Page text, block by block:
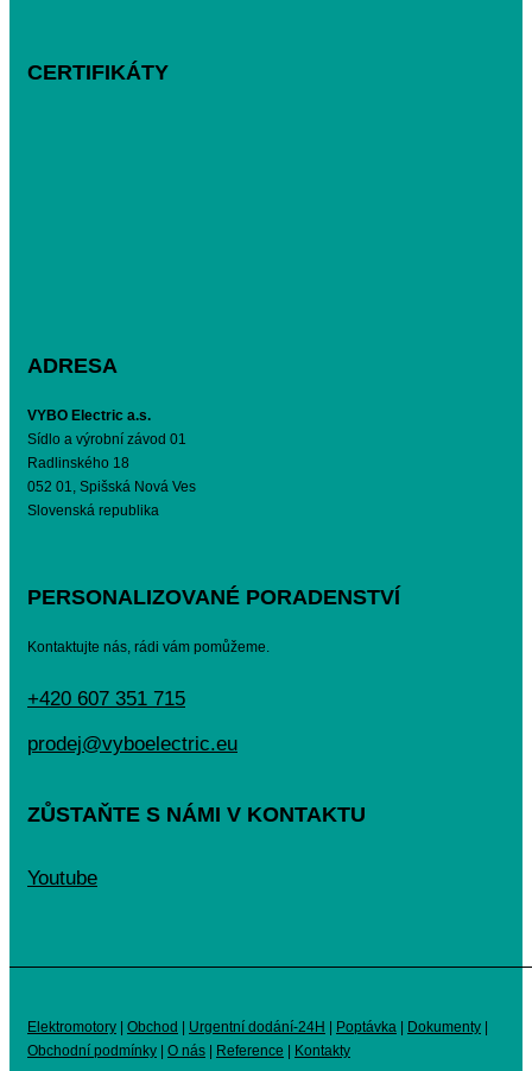
CERTIFIKÁTY
ADRESA
VYBO Electric a.s.
Sídlo a výrobní závod 01
Radlinského 18
052 01, Spišská Nová Ves
Slovenská republika
PERSONALIZOVANÉ PORADENSTVÍ
Kontaktujte nás, rádi vám pomůžeme.
+420 607 351 715
prodej@vyboelectric.eu
ZŮSTAŇTE S NÁMI V KONTAKTU
Youtube
Elektromotory Obchod Urgentní dodání-24H Poptávka Dokumenty
Obchodní podmínky
O nás Reference Kontakty